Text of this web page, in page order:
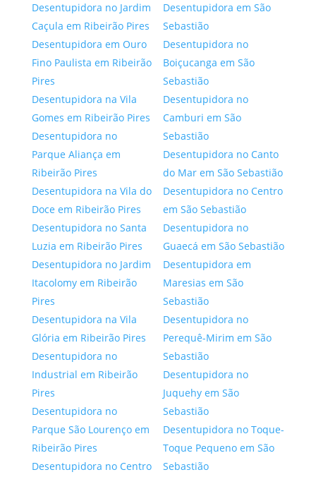
Desentupidora no Jardim
Caçula em Ribeirão Pires
Desentupidora em Ouro
Fino Paulista em Ribeirão
Pires
Desentupidora na Vila
Gomes em Ribeirão Pires
Desentupidora no
Parque Aliança em
Ribeirão Pires
Desentupidora na Vila do
Doce em Ribeirão Pires
Desentupidora no Santa
Luzia em Ribeirão Pires
Desentupidora no Jardim
Itacolomy em Ribeirão
Pires
Desentupidora na Vila
Glória em Ribeirão Pires
Desentupidora no
Industrial em Ribeirão
Pires
Desentupidora no
Parque São Lourenço em
Ribeirão Pires
Desentupidora no Centro
Desentupidora em São
Sebastião
Desentupidora no
Boiçucanga em São
Sebastião
Desentupidora no
Camburi em São
Sebastião
Desentupidora no Canto
do Mar em São Sebastião
Desentupidora no Centro
em São Sebastião
Desentupidora no
Guaecá em São Sebastião
Desentupidora em
Maresias em São
Sebastião
Desentupidora no
Perequê-Mirim em São
Sebastião
Desentupidora no
Juquehy em São
Sebastião
Desentupidora no Toque-
Toque Pequeno em São
Sebastião